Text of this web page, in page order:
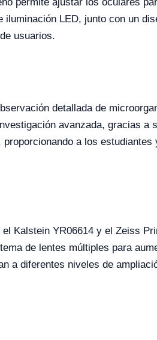
LED, junto con un
usuarios.
detallada de
avanzada, gracias
a los
Kalstein YR06614 y el Zeiss
de lentes múltiples para
a diferentes niveles de